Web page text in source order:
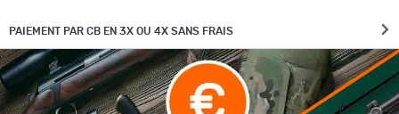
PAIEMENT PAR CB EN 3X OU 4X SANS FRAIS